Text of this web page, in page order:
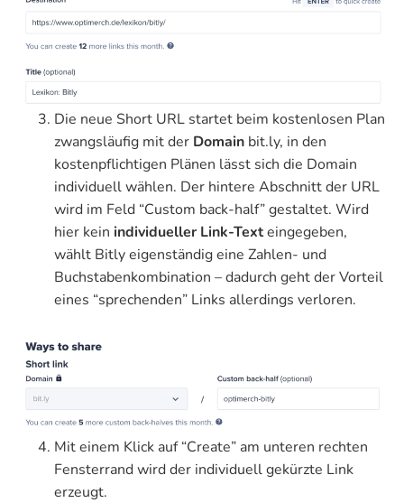
Die neue Short URL startet beim kostenlosen Plan
zwangsläufig mit der Domain bit.ly, in den
kostenpflichtigen Plänen lässt sich die Domain
individuell wählen. Der hintere Abschnitt der URL
wird im Feld “Custom back-half” gestaltet. Wird
hier kein individueller Link-Texteingegeben,
wählt Bitly eigenständig eine Zahlen- und
Buchstabenkombination – dadurch geht der Vorteil
eines “sprechenden” Links allerdings verloren.
Mit einem Klick auf “Create” am unteren rechten
Fensterrand wird der individuell gekürzte Link
erzeugt.